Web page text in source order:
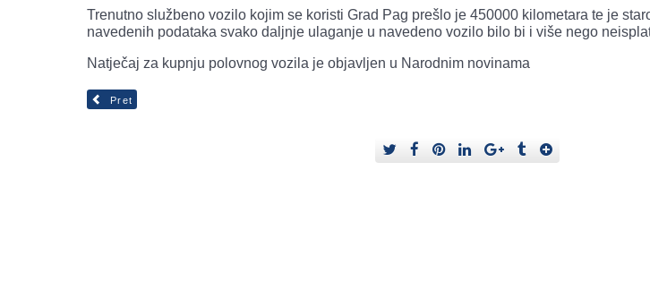
Trenutno službeno vozilo kojim se koristi Grad Pag prešlo je 450000 kilometara te je
navedenih podataka svako daljnje ulaganje u navedeno vozilo bilo bi i više nego
Natječaj za kupnju polovnog vozila je objavljen u Narodnim novinama
Pret